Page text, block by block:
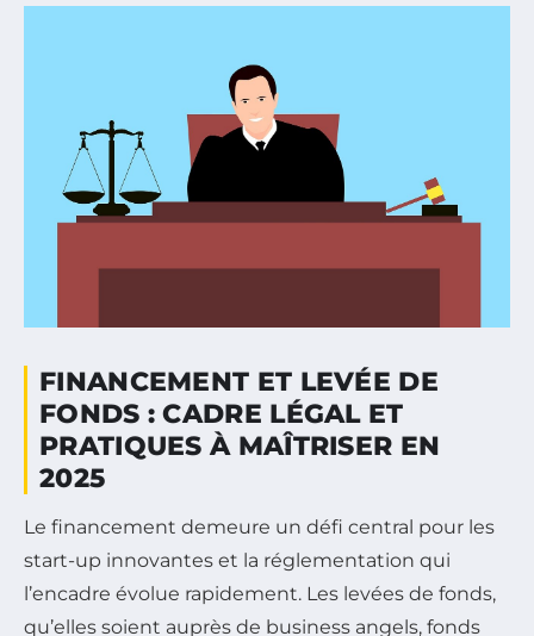
FINANCEMENT ET LEVÉE DE
FONDS : CADRE LÉGAL ET
PRATIQUES À MAÎTRISER EN
2025
Le financement demeure un défi central pour les
start-up innovantes et la réglementation qui
l’encadre évolue rapidement. Les levées de fonds,
qu’elles soient auprès de business angels, fonds